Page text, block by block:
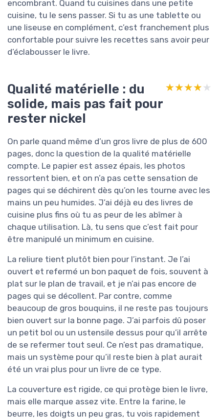
encombrant. Quand tu cuisines dans une petite
cuisine, tu le sens passer. Si tu as une tablette ou
une liseuse en complément, c’est franchement plus
confortable pour suivre les recettes sans avoir peur
d’éclabousser le livre.
Qualité matérielle : du
solide, mais pas fait pour
rester nickel
★★★★★
★★★★★
On parle quand même d’un gros livre de plus de 600
pages, donc la question de la qualité matérielle
compte. Le papier est assez épais, les photos
ressortent bien, et on n’a pas cette sensation de
pages qui se déchirent dès qu’on les tourne avec les
mains un peu humides. J’ai déjà eu des livres de
cuisine plus fins où tu as peur de les abîmer à
chaque utilisation. Là, tu sens que c’est fait pour
être manipulé un minimum en cuisine.
La reliure tient plutôt bien pour l’instant. Je l’ai
ouvert et refermé un bon paquet de fois, souvent à
plat sur le plan de travail, et je n’ai pas encore de
pages qui se décollent. Par contre, comme
beaucoup de gros bouquins, il ne reste pas toujours
bien ouvert sur la bonne page. J’ai parfois dû poser
un petit bol ou un ustensile dessus pour qu’il arrête
de se refermer tout seul. Ce n’est pas dramatique,
mais un système pour qu’il reste bien à plat aurait
été un vrai plus pour un livre de ce type.
La couverture est rigide, ce qui protège bien le livre,
mais elle marque assez vite. Entre la farine, le
beurre, les doigts un peu gras, tu vois rapidement